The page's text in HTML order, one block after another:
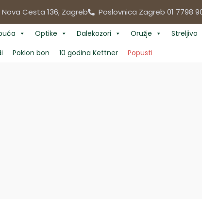
Nova Cesta 136, Zagreb Poslovnica Zagreb 01 7798
Optike Dalekozori Oružje Streljivo
Poklon bon 10 godina Kettner Popusti